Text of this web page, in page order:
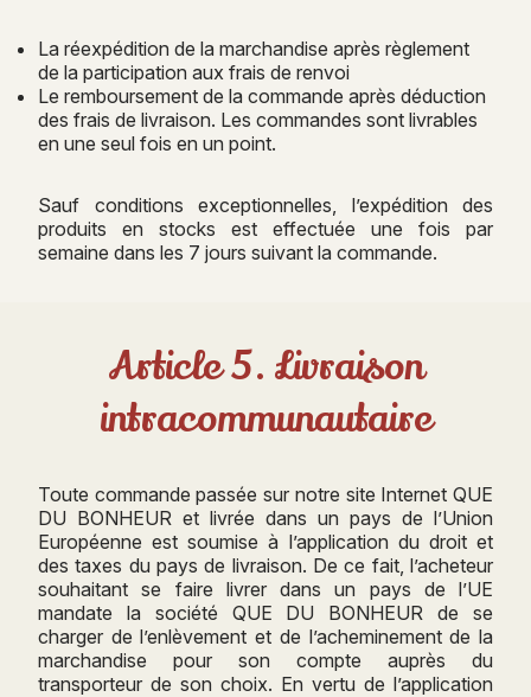
La réexpédition de la marchandise après règlement
de la participation aux frais de renvoi
Le remboursement de la commande après déduction
des frais de livraison. Les commandes sont livrables
en une seul fois en un point.
Sauf conditions exceptionnelles, l’expédition des
produits en stocks est effectuée une fois par
semaine dans les 7 jours suivant la commande.
Article 5. Livraison
intracommunautaire
Toute commande passée sur notre site Internet QUE
DU BONHEUR et livrée dans un pays de l’Union
Européenne est soumise à l’application du droit et
des taxes du pays de livraison. De ce fait, l’acheteur
souhaitant se faire livrer dans un pays de l’UE
mandate la société QUE DU BONHEUR de se
charger de l’enlèvement et de l’acheminement de la
marchandise pour son compte auprès du
transporteur de son choix. En vertu de l’application